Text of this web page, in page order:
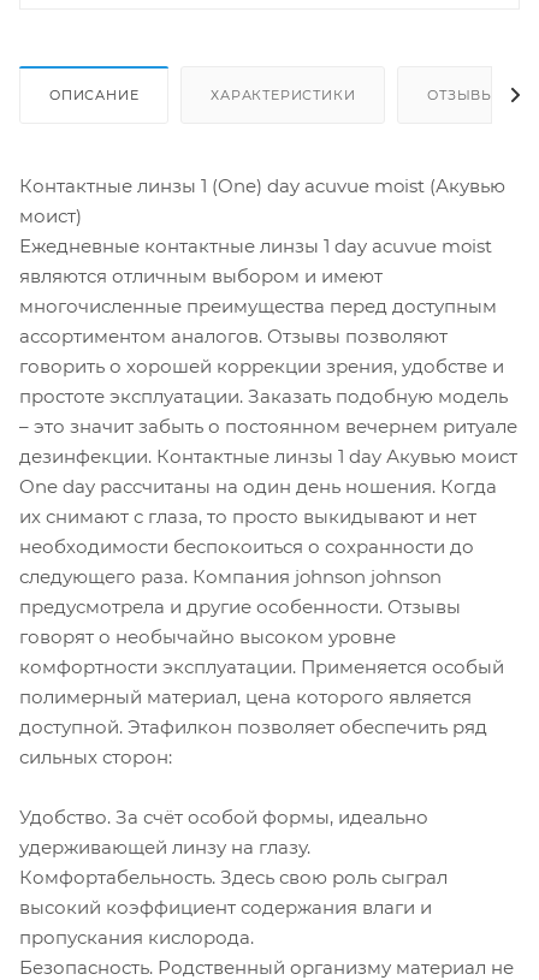
ОПИСАНИЕ ХАРАКТЕРИСТИКИ ОТЗЫВЫ
Контактные линзы 1 (One) day acuvue moist (Акувью
моист)
Ежедневные контактные линзы 1 day acuvue moist
являются отличным выбором и имеют
многочисленные преимущества перед доступным
ассортиментом аналогов. Отзывы позволяют
говорить о хорошей коррекции зрения, удобстве и
простоте эксплуатации. Заказать подобную модель
– это значит забыть о постоянном вечернем ритуале
дезинфекции. Контактные линзы 1 day Акувью моист
One day рассчитаны на один день ношения. Когда
их снимают с глаза, то просто выкидывают и нет
необходимости беспокоиться о сохранности до
следующего раза. Компания johnson johnson
предусмотрела и другие особенности. Отзывы
говорят о необычайно высоком уровне
комфортности эксплуатации. Применяется особый
полимерный материал, цена которого является
доступной. Этафилкон позволяет обеспечить ряд
сильных сторон:
Удобство. За счёт особой формы, идеально
удерживающей линзу на глазу.
Комфортабельность. Здесь свою роль сыграл
высокий коэффициент содержания влаги и
пропускания кислорода.
Безопасность. Родственный организму материал не